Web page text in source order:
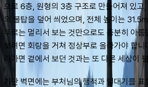
으로 6층, 원형의 3층 구조로 만들어져 있고
의 불탑을 덮어 씌었으며, 전체 높이는
두르는 멀리서 보는 것만으로도 충분히 아름
보려면 회랑을 거쳐 정상부로 올라가야 합니
라가면 겉에서 보던 것과는 또 다른 세상이
기단 벽면에는 부처님의 행적과 일대기를 표